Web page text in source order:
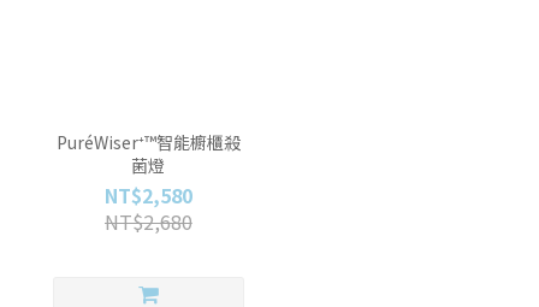
PuréWiser⁺™智能櫥櫃殺
菌燈
NT$2,580
NT$2,680